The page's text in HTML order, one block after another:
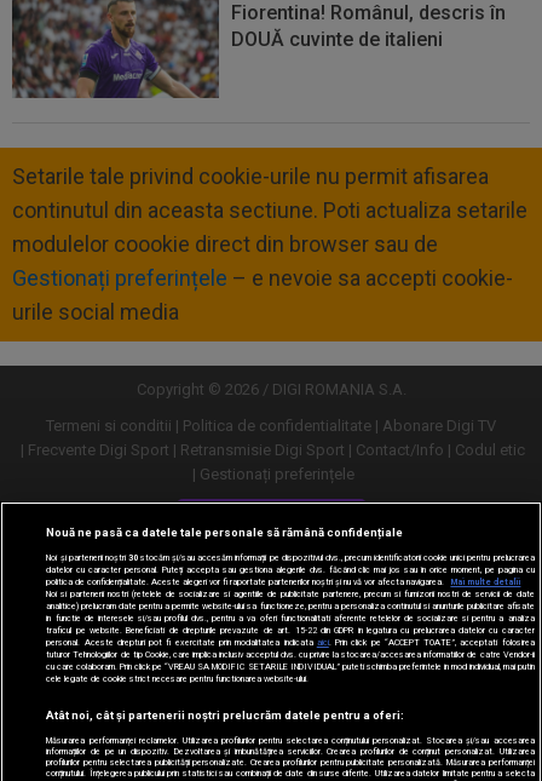
Fiorentina! Românul, descris în
DOUĂ cuvinte de italieni
Setarile tale privind cookie-urile nu permit afisarea
continutul din aceasta sectiune. Poti actualiza setarile
modulelor coookie direct din browser sau de
Gestionați preferințele – e nevoie sa accepti cookie-
urile social media
Copyright © 2026 / DIGI ROMANIA S.A.
Termeni si conditii
Politica de confidentialitate
Abonare Digi TV
Frecvente Digi Sport
Retransmisie Digi Sport Contact/Info
Codul etic
Gestionați preferințele
Versiune desktop
Nouă ne pasă ca datele tale personale să rămână confidențiale
Noi și partenerii noștri30stocăm și/sau accesăm informații pe dispozitivul dvs., precum identificatorii cookie unici pentru prelucrarea
datelor cu caracter personal. Puteți accepta sau gestiona alegerile dvs. făcând clic mai jos sau în orice moment, pe pagina cu
politica de confidențialitate. Aceste alegeri vor fi raportate partenerilor noștri și nu vă vor afecta navigarea.
Mai multe detalii
Noi si partenerii nostri (retelele de socializare si agentiile de publicitate partenere, precum si furnizorii nostri de servicii de date
analitice) prelucram date pentru a permite website-ului sa functioneze, pentru a personaliza continutul si anunturile publicitare afisate
in functie de interesele si/sau profilul dvs., pentru a va oferi functionalitati aferente retelelor de socializare si pentru a analiza
traficul pe website. Beneficiati de drepturile prevazute de art. 15-22 din GDPR in legatura cu prelucrarea datelor cu caracter
personal. Aceste drepturi pot fi exercitate prin modalitatea indicata aici. Prin click pe “ACCEPT TOATE”, acceptati folosirea
tuturor Tehnologiilor de tip Cookie, care implica inclusiv acceptul dvs. cu privire la stocarea/accesarea informatiilor de catre Vendor-ii
cu care colaboram. Prin click pe “VREAU SA MODIFIC SETARILE INDIVIDUAL” puteti schimba preferintele in mod individual, mai putin
cele legate de cookie strict necesare pentru functionarea website-ului.
Atât noi, cât și partenerii noștri prelucrăm datele pentru a oferi:
Măsurarea performanței reclamelor. Utilizarea profilurilor pentru selectarea conținutului personalizat. Stocarea și/sau accesarea
informațiilor de pe un dispozitiv. Dezvoltarea și îmbunătățirea serviciilor. Crearea profilurilor de conținut personalizat. Utilizarea
profilurilor pentru selectarea publicității personalizate. Crearea profilurilor pentru publicitate personalizată. Măsurarea performanței
conținutului. Înțelegerea publicului prin statistici sau combinații de date din surse diferite. Utilizarea datelor limitate pentru a selecta